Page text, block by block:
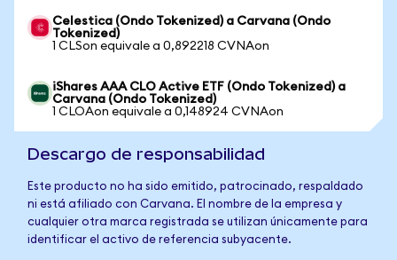
Celestica (Ondo Tokenized) a Carvana (Ondo
Tokenized)
1 CLSon equivale a 0,892218 CVNAon
iShares AAA CLO Active ETF (Ondo Tokenized) a
Carvana (Ondo Tokenized)
1 CLOAon equivale a 0,148924 CVNAon
Descargo de responsabilidad
Este producto no ha sido emitido, patrocinado, respaldado
ni está afiliado con Carvana. El nombre de la empresa y
cualquier otra marca registrada se utilizan únicamente para
identificar el activo de referencia subyacente.